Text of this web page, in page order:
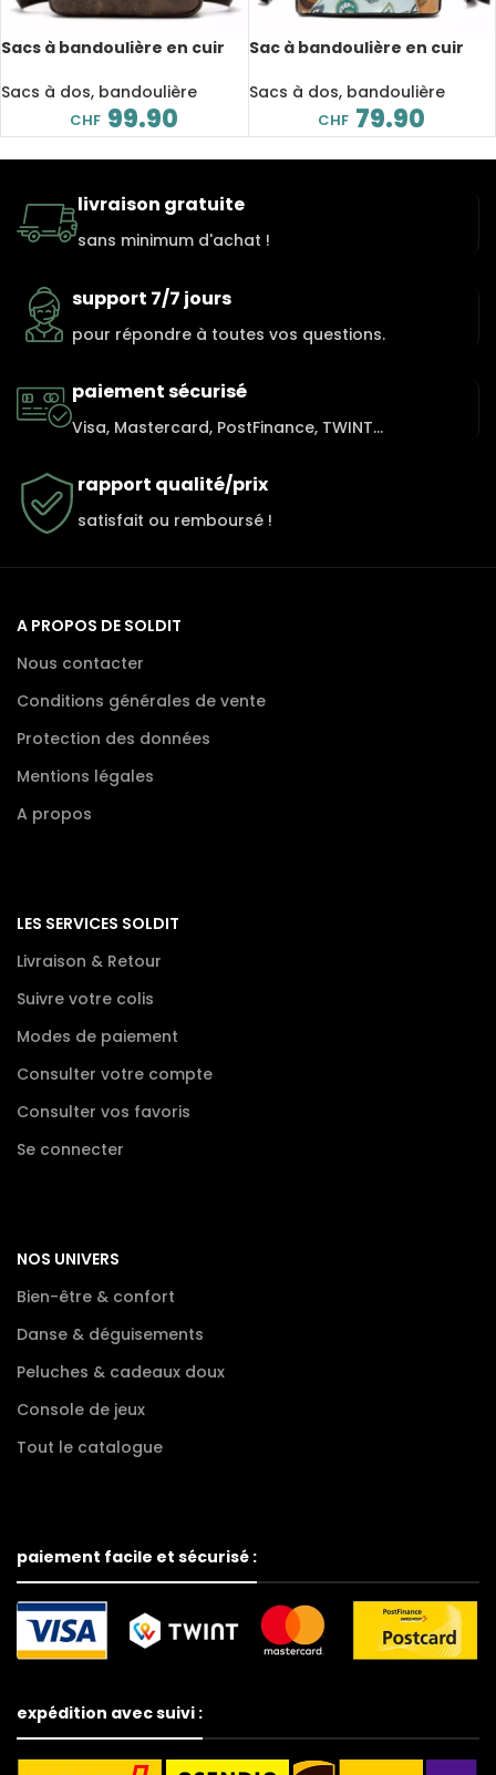
Sacs à bandoulière en cuir
Sacs à dos, bandoulière
CHF 99.90
Sac à bandoulière en cuir
Sacs à dos, bandoulière
CHF 79.90
livraison gratuite
sans minimum d'achat !
support 7/7 jours
pour répondre à toutes vos questions.
paiement sécurisé
Visa, Mastercard, PostFinance, TWINT...
rapport qualité/prix
satisfait ou remboursé !
A PROPOS DE SOLDIT
Nous contacter
Conditions générales de vente
Protection des données
Mentions légales
A propos
LES SERVICES SOLDIT
Livraison & Retour
Suivre votre colis
Modes de paiement
Consulter votre compte
Consulter vos favoris
Se connecter
NOS UNIVERS
Bien-être & confort
Danse & déguisements
Peluches & cadeaux doux
Console de jeux
Tout le catalogue
paiement facile et sécurisé :
expédition avec suivi :